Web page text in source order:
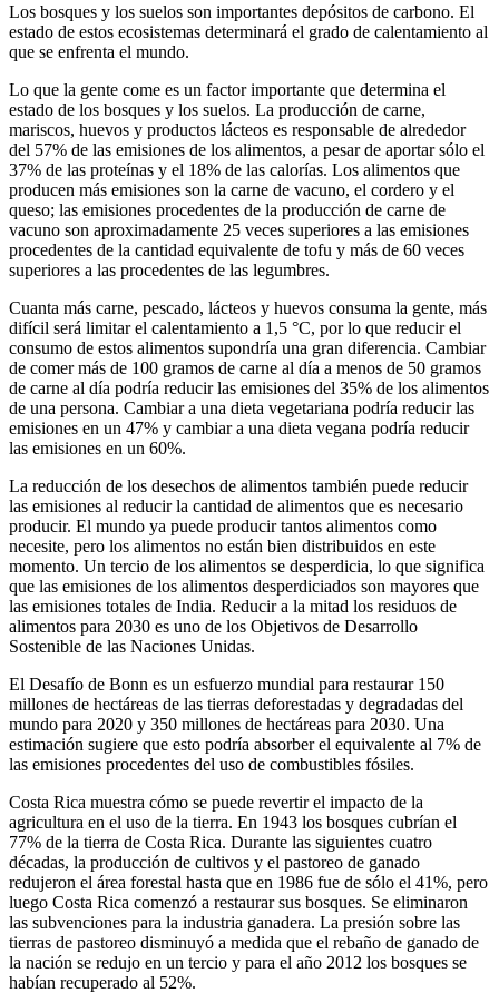
Los bosques y los suelos son importantes depósitos de carbono. El
estado de estos ecosistemas determinará el grado de calentamiento al
que se enfrenta el mundo.
Lo que la gente come es un factor importante que determina el
estado de los bosques y los suelos. La producción de carne,
mariscos, huevos y productos lácteos es responsable de alrededor
del 57% de las emisiones de los alimentos, a pesar de aportar sólo el
37% de las proteínas y el 18% de las calorías. Los alimentos que
producen más emisiones son la carne de vacuno, el cordero y el
queso; las emisiones procedentes de la producción de carne de
vacuno son aproximadamente 25 veces superiores a las emisiones
procedentes de la cantidad equivalente de tofu y más de 60 veces
superiores a las procedentes de las legumbres.
Cuanta más carne, pescado, lácteos y huevos consuma la gente, más
difícil será limitar el calentamiento a 1,5 °C, por lo que reducir el
consumo de estos alimentos supondría una gran diferencia. Cambiar
de comer más de 100 gramos de carne al día a menos de 50 gramos
de carne al día podría reducir las emisiones del 35% de los alimentos
de una persona. Cambiar a una dieta vegetariana podría reducir las
emisiones en un 47% y cambiar a una dieta vegana podría reducir
las emisiones en un 60%.
La reducción de los desechos de alimentos también puede reducir
las emisiones al reducir la cantidad de alimentos que es necesario
producir. El mundo ya puede producir tantos alimentos como
necesite, pero los alimentos no están bien distribuidos en este
momento. Un tercio de los alimentos se desperdicia, lo que significa
que las emisiones de los alimentos desperdiciados son mayores que
las emisiones totales de India. Reducir a la mitad los residuos de
alimentos para 2030 es uno de los Objetivos de Desarrollo
Sostenible de las Naciones Unidas.
El Desafío de Bonn es un esfuerzo mundial para restaurar 150
millones de hectáreas de las tierras deforestadas y degradadas del
mundo para 2020 y 350 millones de hectáreas para 2030. Una
estimación sugiere que esto podría absorber el equivalente al 7% de
las emisiones procedentes del uso de combustibles fósiles.
Costa Rica muestra cómo se puede revertir el impacto de la
agricultura en el uso de la tierra. En 1943 los bosques cubrían el
77% de la tierra de Costa Rica. Durante las siguientes cuatro
décadas, la producción de cultivos y el pastoreo de ganado
redujeron el área forestal hasta que en 1986 fue de sólo el 41%, pero
luego Costa Rica comenzó a restaurar sus bosques. Se eliminaron
las subvenciones para la industria ganadera. La presión sobre las
tierras de pastoreo disminuyó a medida que el rebaño de ganado de
la nación se redujo en un tercio y para el año 2012 los bosques se
habían recuperado al 52%.